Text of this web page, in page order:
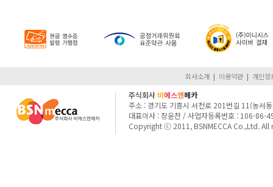
회사소개 | 이용약관 | 개인정
주식회사 비에스엔메카
주소 : 경기도 기흥시 서천로 201번길 11(농서
대표이사 : 장윤찬 / 사업자등록번호 : 106-
Copyright ⓒ 2011, BSNMECCA Co.,Ltd. All